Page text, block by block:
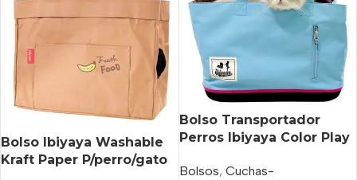
Bolso Ibiyaya Washable
Kraft Paper P/perro/gato
Bolso Transportador
Perros Ibiyaya Color Play
Bolsos, Cuchas-